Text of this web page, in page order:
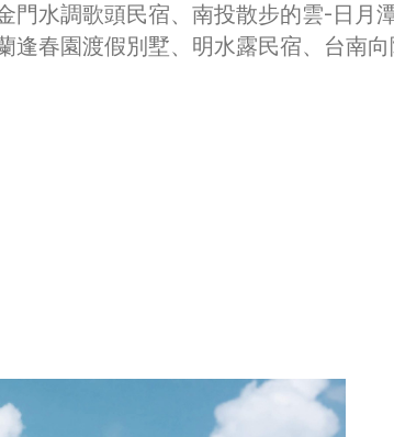
門水調歌頭民宿、南投散步的雲-日月
逢春園渡假別墅、明水露民宿、台南向